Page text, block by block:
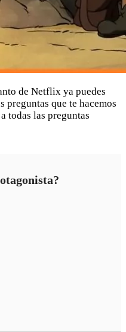
de Netflix ya puedes
preguntas que te hacemos
todas las preguntas